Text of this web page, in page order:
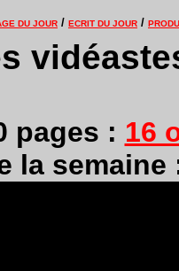
DU JOUR / ECRIT DU JOUR /
pages : 16
la